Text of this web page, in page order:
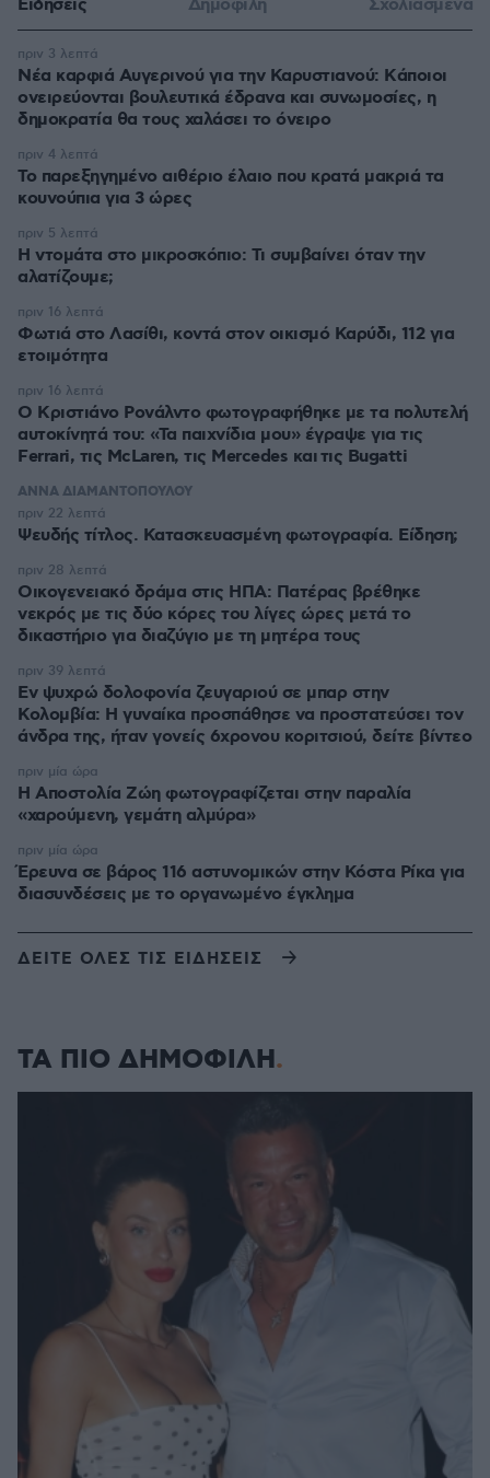
Ειδήσεις Δημοφιλή Σχολιασμένα
Νέα καρφιά Αυγερινού για την Καρυστιανού: Kάποιοι
ονειρεύονται βουλευτικά έδρανα και συνωμοσίες, η
δημοκρατία θα τους χαλάσει το όνειρο
πριν 3 λεπτά
Το παρεξηγημένο αιθέριο έλαιο που κρατά μακριά τα
κουνούπια για 3 ώρες
πριν 4 λεπτά
Η ντομάτα στο μικροσκόπιο: Τι συμβαίνει όταν την
αλατίζουμε;
πριν 5 λεπτά
Φωτιά στο Λασίθι, κοντά στον οικισμό Καρύδι, 112 για
ετοιμότητα
πριν 16 λεπτά
Ο Κριστιάνο Ρονάλντο φωτογραφήθηκε με τα πολυτελή
αυτοκίνητά του: «Τα παιχνίδια μου» έγραψε για τις
Ferrari, τις McLaren, τις Mercedes και τις Bugatti
πριν 16 λεπτά
ΑΝΝΑ ΔΙΑΜΑΝΤΟΠΟΥΛΟΥ
Ψευδής τίτλος. Κατασκευασμένη φωτογραφία. Είδηση;
πριν 22 λεπτά
Οικογενειακό δράμα στις ΗΠΑ: Πατέρας βρέθηκε
νεκρός με τις δύο κόρες του λίγες ώρες μετά το
δικαστήριο για διαζύγιο με τη μητέρα τους
πριν 28 λεπτά
Εν ψυχρώ δολοφονία ζευγαριού σε μπαρ στην
Κολομβία: Η γυναίκα προσπάθησε να προστατεύσει τον
άνδρα της, ήταν γονείς 6χρονου κοριτσιού, δείτε βίντεο
πριν 39 λεπτά
H Αποστολία Ζώη φωτογραφίζεται στην παραλία
«χαρούμενη, γεμάτη αλμύρα»
πριν μία ώρα
Έρευνα σε βάρος 116 αστυνομικών στην Κόστα Ρίκα για
διασυνδέσεις με το οργανωμένο έγκλημα
πριν μία ώρα
ΔΕΙΤΕ ΟΛΕΣ ΤΙΣ ΕΙΔΗΣΕΙΣ
ΤΑ ΠΙΟ ΔΗΜΟΦΙΛΗ